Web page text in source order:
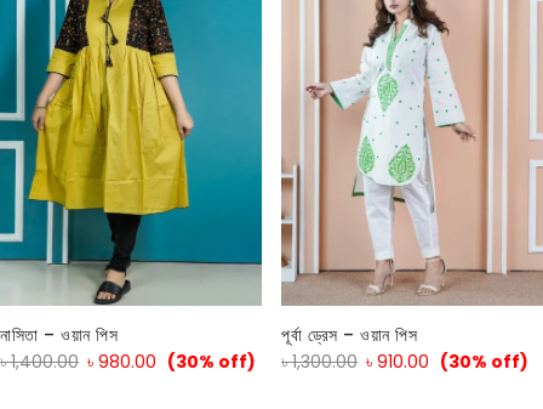
নাসিতা – ওয়ান পিস
৳1,400.00 ৳ 980.00 (30% off)
পূর্বা ড্রেস – ওয়ান পিস
৳1,300.00 ৳ 910.00 (30% off)